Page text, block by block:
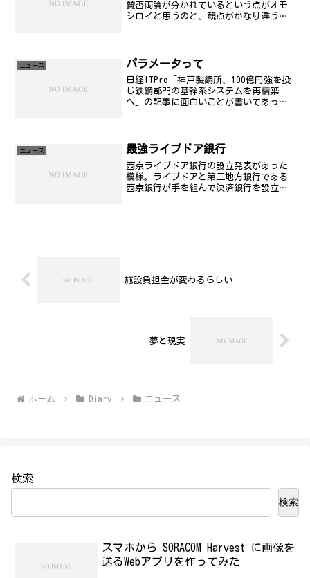
賛否両論が分かれているという点がオモ
シロイと思うのと、観点がかなり違うと
たいといっているのに『会...
ニュース パラメータって
日経ITPro「神戸製鋼所、100億円強を投
じ鉄鋼部門の基幹系システムを再構築
へ」の記事に面白いことが書いてあっ
んや、と思うほど...
ニュース 最強ライブドア銀行
西京ライブドア銀行の設立発表があった
模様。ライブドアと第二地方銀行である
西京銀行が手を組んで決済銀行を設立す
施設負担金が変わるらしい
夢と現実
ホーム Diary ニュース
検索
検索
スマホから SORACOM Harvest に画像を
送るWebアプリを作ってみた